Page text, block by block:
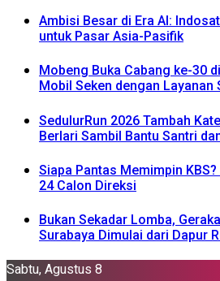
Ambisi Besar di Era AI: Indosat
untuk Pasar Asia-Pasifik
Mobeng Buka Cabang ke-30
Mobil Seken dengan Layanan
SedulurRun 2026 Tambah
Berlari Sambil Bantu Santri
Siapa Pantas Memimpin
24 Calon Direksi
Bukan Sekadar Lomba,
Surabaya Dimulai dari Dapur
Sabtu, Agustus 8